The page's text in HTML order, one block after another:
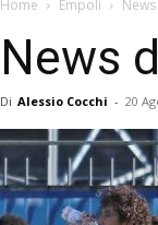
Home Empoli
News
Di Alessio Cocchi - 20